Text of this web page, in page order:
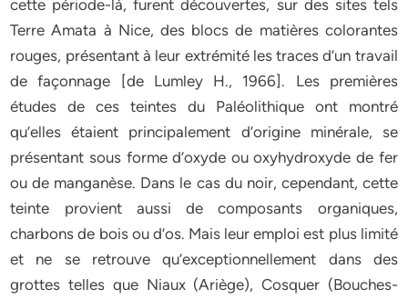
cette période-là, furent découvertes, sur des sites tels
Terre Amata à Nice, des blocs de matières colorantes
rouges, présentant à leur extrémité les traces d’un travail
de façonnage [de Lumley H., 1966]. Les premières
études de ces teintes du Paléolithique ont montré
qu’elles étaient principalement d’origine minérale, se
présentant sous forme d’oxyde ou oxyhydroxyde de fer
ou de manganèse. Dans le cas du noir, cependant, cette
teinte provient aussi de composants organiques,
charbons de bois ou d’os. Mais leur emploi est plus limité
et ne se retrouve qu’exceptionnellement dans des
grottes telles que Niaux (Ariège), Cosquer (Bouches-